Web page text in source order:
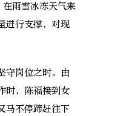
雨雪冰冻天气来
进行支撑，对现
岗位之时。由
时，陈福接到女
马不停蹄赶往下